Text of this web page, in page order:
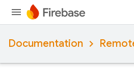
Documentation